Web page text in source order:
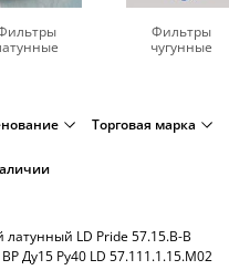
Фильтры
чугунные
Торговая марка
латунный LD Pride 57.15.В-В
Ду15 Ру40 LD 57.111.1.15.M02